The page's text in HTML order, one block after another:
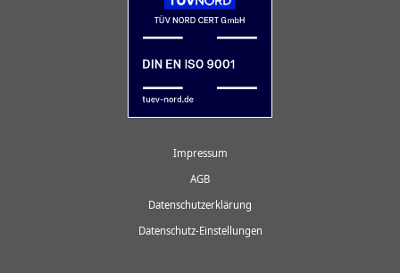
Impressum
AGB
Datenschutzerklärung
Datenschutz-Einstellungen